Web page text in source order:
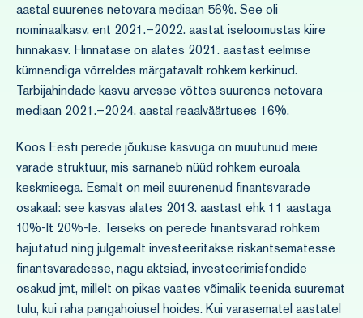
aastal suurenes netovara mediaan 56%. See oli
nominaalkasv, ent 2021.–2022. aastat iseloomustas kiire
hinnakasv. Hinnatase on alates 2021. aastast eelmise
kümnendiga võrreldes märgatavalt rohkem kerkinud.
Tarbijahindade kasvu arvesse võttes suurenes netovara
mediaan 2021.–2024. aastal reaalväärtuses 16%.
Koos Eesti perede jõukuse kasvuga on muutunud meie
varade struktuur, mis sarnaneb nüüd rohkem euroala
keskmisega. Esmalt on meil suurenenud finantsvarade
osakaal: see kasvas alates 2013. aastast ehk 11 aastaga
10%-lt 20%-le. Teiseks on perede finantsvarad rohkem
hajutatud ning julgemalt investeeritakse riskantsematesse
finantsvaradesse, nagu aktsiad, investeerimisfondide
osakud jmt, millelt on pikas vaates võimalik teenida suuremat
tulu, kui raha pangahoiusel hoides. Kui varasematel aastatel